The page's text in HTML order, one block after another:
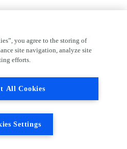
you agree to the storing of
site navigation, analyze site
efforts.
All Cookies
Settings